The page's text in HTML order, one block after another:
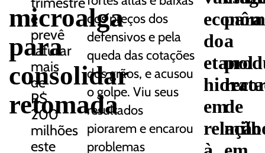
microalga
para
consolidar
retomada
e
prevê
faturar
mais
de
R$
200
milhões
este
dos preços dos
defensivos e pela
queda das cotações
dos grãos, e acusou
o golpe. Viu seus
resultados
piorarem e encarou
problemas
do
etanol
em
relação
para
a
de